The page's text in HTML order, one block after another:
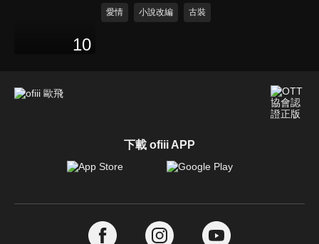
10
愛情
小說改編 古裝
下載 ofiii APP